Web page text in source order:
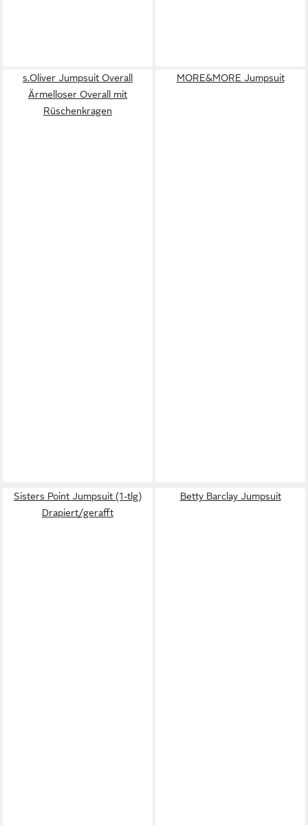
s.Oliver Jumpsuit Overall
Ärmelloser Overall mit
Rüschenkragen
MORE&MORE Jumpsuit
Sisters Point Jumpsuit (1-tlg)
Drapiert/gerafft
Betty Barclay Jumpsuit